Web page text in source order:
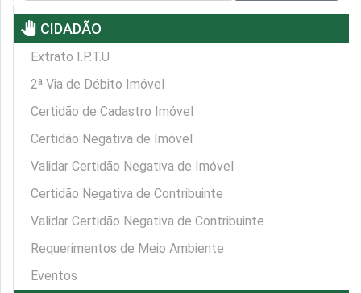
pan_tool CIDADÃO
Extrato I.P.T.U
2ª Via de Débito Imóvel
Certidão de Cadastro Imóvel
Certidão Negativa de Imóvel
Validar Certidão Negativa de Imóvel
Certidão Negativa de Contribuinte
Validar Certidão Negativa de Contribuinte
Requerimentos de Meio Ambiente
Eventos